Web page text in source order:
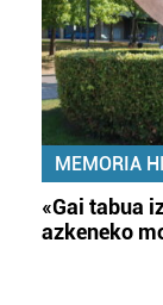
MEMORIA
«Gai tabua
azkeneko